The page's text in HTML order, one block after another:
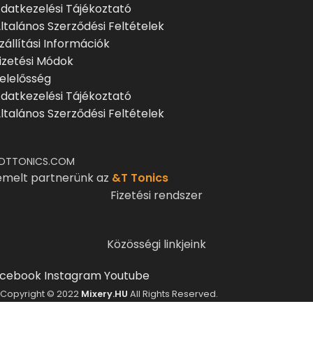
Tájékoztató
Szerződési Feltételek
Információk
Módok
Tájékoztató
Szerződési Feltételek
partnerünk az &T Tonics
Fizetési rendszer
Közösségi linkjeink
InstagramYoutube
Copyright © 2022 Mixery.HU All Rights Reserved.